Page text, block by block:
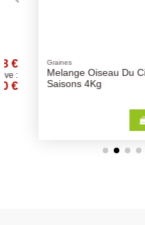
Graines
Melange Oiseau Du Ciel 4
Saisons 4Kg